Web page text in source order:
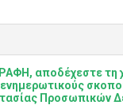
αποδέχεστε τη
ενημερωτικούς
Προσωπικών